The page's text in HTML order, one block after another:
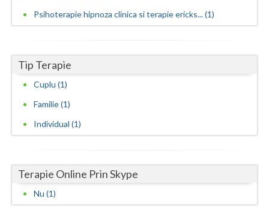
Psihoterapie hipnoza clinica si terapie ericks... (1)
Tip Terapie
Cuplu (1)
Familie (1)
Individual (1)
Terapie Online Prin Skype
Nu (1)